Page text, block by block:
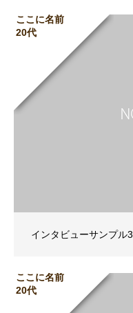
ここに名前
20代
インタビューサンプル3
ここに名前
20代